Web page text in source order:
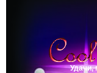
Удачи,